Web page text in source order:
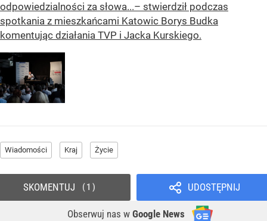
odpowiedzialności za słowa...– stwierdził podczas
spotkania z mieszkańcami Katowic Borys Budka
komentując działania TVP i Jacka Kurskiego.
Wiadomości Kraj Życie
UDOSTĘPNIJ
Obserwuj nas w Google News
SKOMENTUJ 1